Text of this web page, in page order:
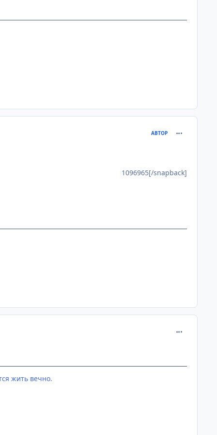
АВТОР
1096965[/snapback]
жить вечно.